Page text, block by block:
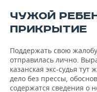
ЧУЖОЙ
ПРИКРЫТИЕ
Поддержать свою
отправилась лично.
казанская экс-судья
дело без прессы,
содержатся сведения о